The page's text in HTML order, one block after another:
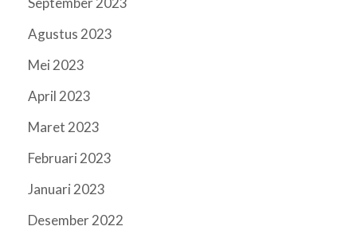
Agustus 2023
Mei 2023
April 2023
Maret 2023
Februari 2023
Januari 2023
Desember 2022